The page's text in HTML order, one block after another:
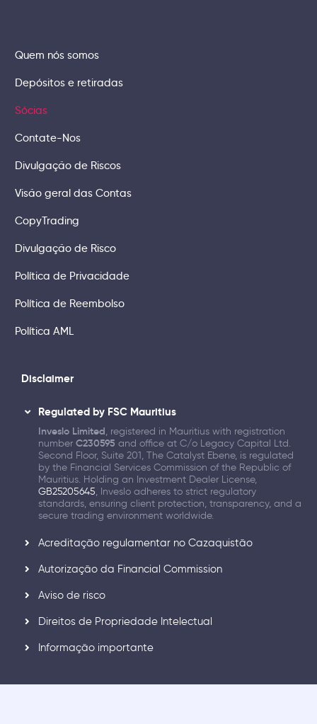
Quem nós somos
Depósitos e retiradas
Sócias
Contate-Nos
Divulgação de Riscos
Visão geral das Contas
CopyTrading
Divulgação de Risco
Política de Privacidade
Política de Reembolso
Política AML
Disclaimer
Regulated by FSC Mauritius
Inveslo Limited, registered in Mauritius with registration
number C230595 and office at C/o Legacy Capital Ltd.
Second Floor, Suite 201, The Catalyst Ebene, is regulated
by the Financial Services Commission of the Republic of
Mauritius. Holding an Investment Dealer License,
GB25205645, Inveslo adheres to strict regulatory
standards, ensuring client protection, transparency, and a
secure trading environment worldwide.
Acreditação regulamentar no Cazaquistão
Autorização da Financial Commission
Aviso de risco
Direitos de Propriedade Intelectual
Informação importante